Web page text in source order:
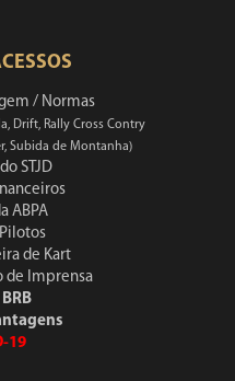
/ Normas
Drift, Rally Cross Contry
Subida de Montanha)
STJD
ABPA
de Kart
de Imprensa
19